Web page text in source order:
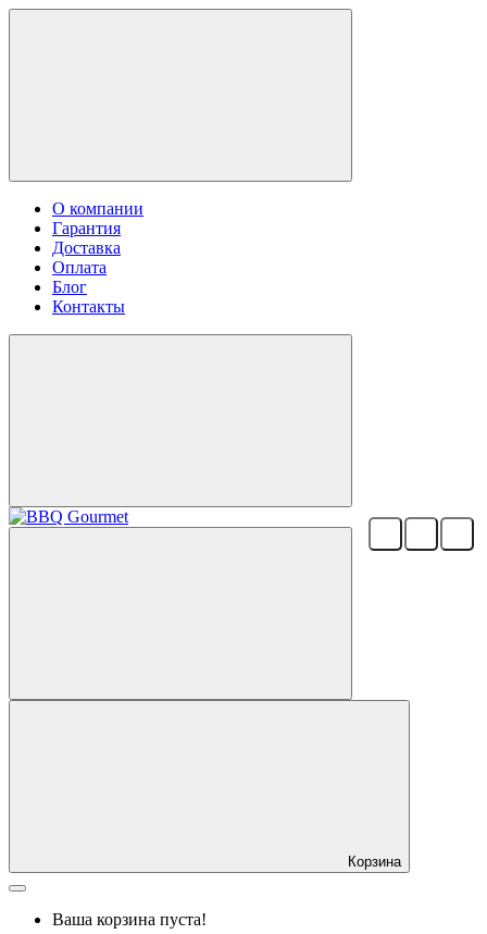
О компании
Гарантия
Доставка
Оплата
Блог
Контакты
Корзина
Ваша корзина пуста!